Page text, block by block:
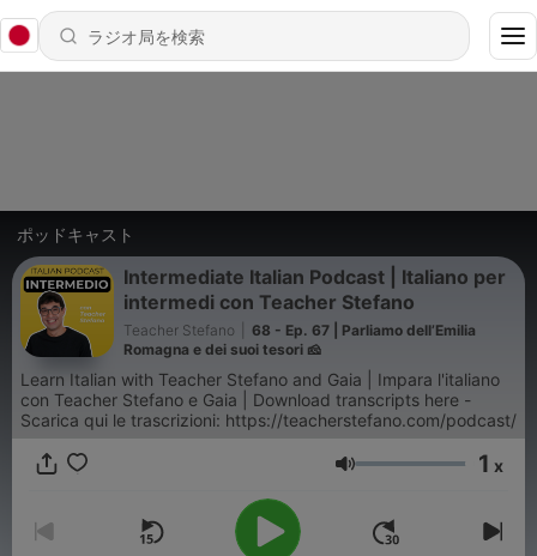
ポッドキャスト
Intermediate Italian Podcast | Italiano per
intermedi con Teacher Stefano
Teacher Stefano
68 - Ep. 67 | Parliamo dell’Emilia
Romagna e dei suoi tesori 🧀
Learn Italian with Teacher Stefano and Gaia | Impara l'italiano
con Teacher Stefano e Gaia | Download transcripts here -
Scarica qui le trascrizioni: https://teacherstefano.com/podcast/
音量 1 x